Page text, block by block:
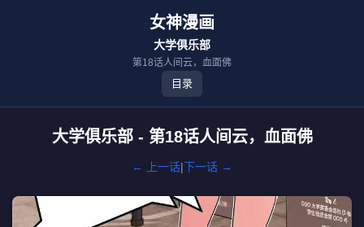
女神漫画
大学俱乐部
第18话人间云，血面佛
目录
大学俱乐部 - 第18话人间云，血面佛
← 上一话|下一话 →